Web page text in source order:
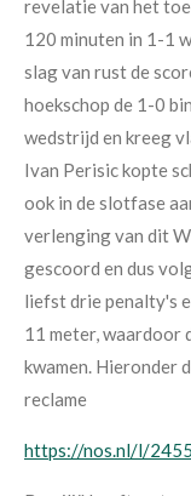
revelatie van het
120 minuten in 1-1
slag van rust de
hoekschop de 1-0
wedstrijd en kreeg
Ivan Perisic kopte
ook in de slotfase
verlenging van dit
gescoord en dus
liefst drie penalty's
11 meter, waardoor
kwamen. Hieronder
reclame
https://nos.nl/l/